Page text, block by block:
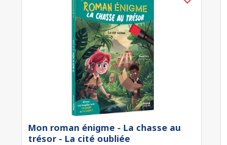
Mon roman énigme - La chasse au
trésor - La cité oubliée